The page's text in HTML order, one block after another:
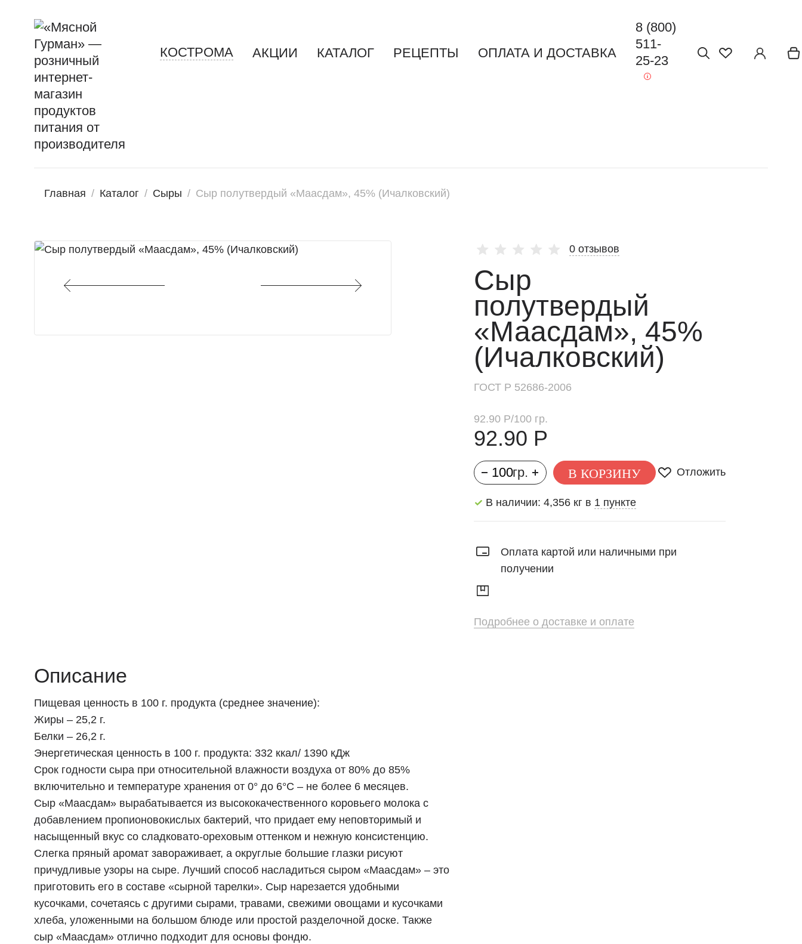
КОСТРОМА АКЦИИ РЕЦЕПТЫ ОПЛАТА И ДОСТАВКА
КАТАЛОГ
колбасы
колбасы
Сосиски
Макароны,
выпечка
Напитки
8 (800)
511-
25-23
Главная / Каталог / Сыры / Сыр полутвердый «Маасдам», 45% (Ичалковский)
0 отзывов
Сыр
полутвердый
«Маасдам», 45%
(Ичалковский)
ГОСТ Р 52686-2006
92.90 Р/100 гр.
92.90 Р
В КОРЗИНУ Отложить
В наличии: 4,356 кг в 1 пункте
Оплата картой или наличными при
получении
Подробнее о доставке и оплате
Описание
Пищевая ценность в 100 г. продукта (среднее значение):
Жиры – 25,2 г.
Белки – 26,2 г.
Энергетическая ценность в 100 г. продукта: 332 ккал/ 1390 кДж
Срок годности сыра при относительной влажности воздуха от 80% до 85%
включительно и температуре хранения от 0° до 6°C – не более 6 месяцев.
Сыр «Маасдам» вырабатывается из высококачественного коровьего молока с
добавлением пропионовокислых бактерий, что придает ему неповторимый и
насыщенный вкус со сладковато-ореховым оттенком и нежную консистенцию.
Слегка пряный аромат завораживает, а округлые большие глазки рисуют
причудливые узоры на сыре. Лучший способ насладиться сыром «Маасдам» – это
приготовить его в составе «сырной тарелки». Сыр нарезается удобными
кусочками, сочетаясь с другими сырами, травами, свежими овощами и кусочками
хлеба, уложенными на большом блюде или простой разделочной доске. Также
сыр «Маасдам» отлично подходит для основы фондю.